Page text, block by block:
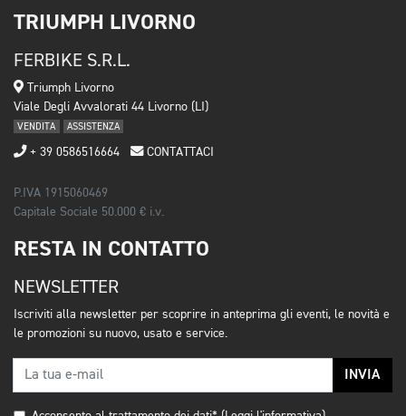
TRIUMPH LIVORNO
FERBIKE S.R.L.
Triumph Livorno
Viale Degli Avvalorati 44 Livorno (LI)
VENDITA ASSISTENZA
+ 39 0586516664 CONTATTACI
P.IVA 1915060469
Capitale Sociale 50.000 € i.v.
RESTA IN CONTATTO
NEWSLETTER
Iscriviti alla newsletter per scoprire in anteprima gli eventi, le novità e
le promozioni su nuovo, usato e service.
INVIA